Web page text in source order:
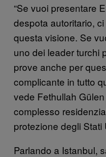
“Se vuoi presentare
despota autoritario,
questa visione. Se
uno dei leader turchi
prove anche per
complicante in tutto
vede Fethullah
complesso
protezione degli Stati
Parlando a Istanbul,